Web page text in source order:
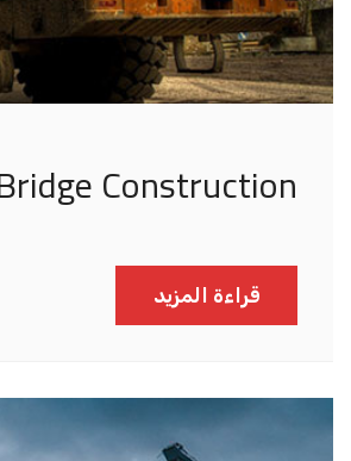
Construction
قراءة المزيد